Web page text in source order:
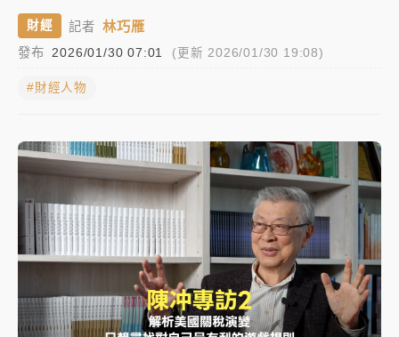
NBA｜
傳奇名帥驚傳離世！曾以「瘋狂籃球」震撼聯
盟 兩大愛徒向他致
處置制度大變革！ 證交所今起縮短股票「關禁閉」天
數與撮合時間
才續任就飛美國大學面試 清大校長高為元致歉：機會
到來時引起我的好奇
白海豚颱風解除海警 西南風來了！4縣市大雨特報、各
分析｜ 7月營收甫首破單月9000億元下半年續旺指
財經 記者 林巧雁
發布 2026/01/30 07:01 (更新 2026/01/30 19:08)
#財經人物